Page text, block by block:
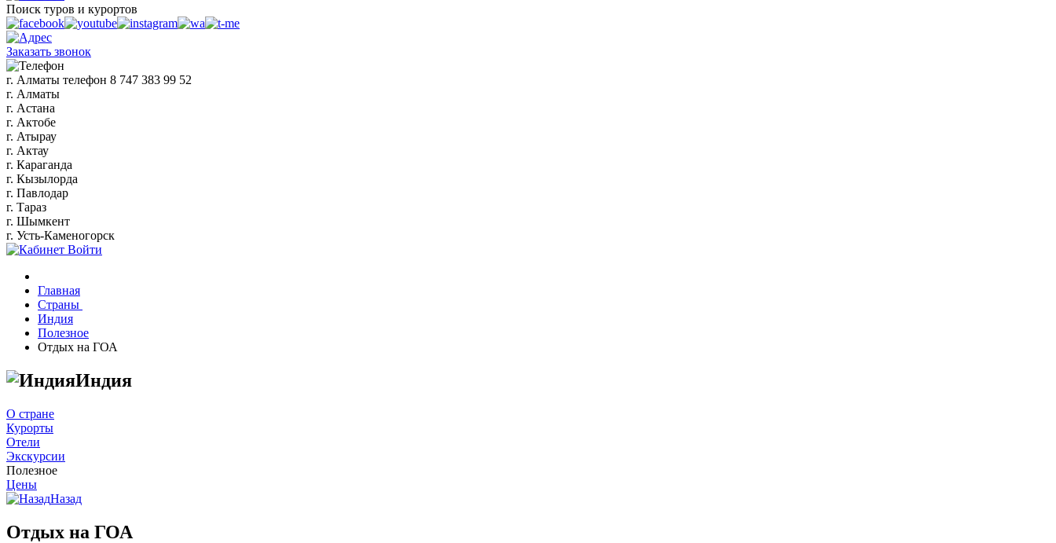
Поиск туров и курортов
Заказать звонок
г. Алматы телефон 8 747 383 99 52
г. Алматы
г. Астана
г. Актобе
г. Атырау
г. Актау
г. Караганда
г. Кызылорда
г. Павлодар
г. Тараз
г. Шымкент
г. Усть-Каменогорск
Войти
Главная
Страны
Индия
Полезное
Отдых на ГОА
Индия
О стране
Курорты
Отели
Экскурсии
Полезное
Цены
Назад
Отдых на ГОА